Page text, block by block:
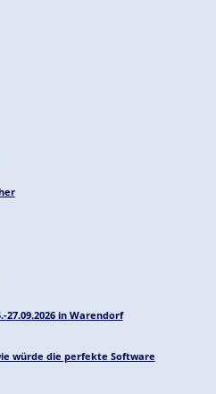
27.09.2026 in Warendorf
würde die perfekte Software